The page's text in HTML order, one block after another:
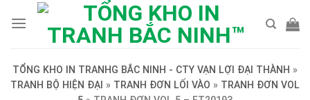
TỔNG KHO IN TRANHG BẮC NINH - CTY VẠN LỢI ĐẠI THÀNH »
TRANH BỘ HIỆN ĐẠI » TRANH ĐƠN LỐI VÀO » TRANH ĐƠN VOL